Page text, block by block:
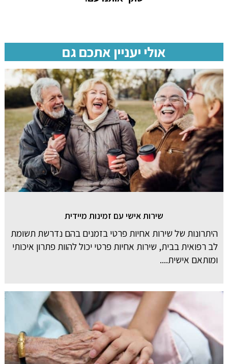
אולי יעניין אתכם גם
שירות אישי עם זמינות מיידית
היתרונות של שירות אחיות פרטי בזמנים בהם נדרשת תשומת
לב רפואית בבית, שירות אחיות פרטי יכול להוות פתרון איכותי
ומותאם אישית....